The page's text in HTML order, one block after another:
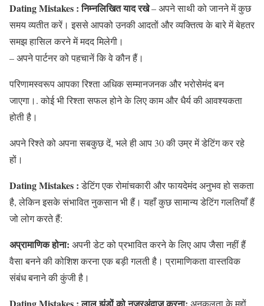
Dating Mistakes : निम्नलिखित याद रखे– अपने साथी को जानने में कुछ
समय व्यतीत करें। इससे आपको उनकी आदतों और व्यक्तित्व के बारे में बेहतर
समझ हासिल करने में मदद मिलेगी।
– अपने पार्टनर को पहचानें कि वे कौन हैं।
परिणामस्वरूप आपका रिश्ता अधिक सम्मानजनक और भरोसेमंद बन
जाएगा।. कोई भी रिश्ता सफल होने के लिए काम और धैर्य की आवश्यकता
होती है।
अपने रिश्ते को अपना सबकुछ दें, भले ही आप 30 की उम्र में डेटिंग कर रहे
हों।
Dating Mistakes :डेटिंग एक रोमांचकारी और फायदेमंद अनुभव हो सकता
है, लेकिन इसके संभावित नुकसान भी हैं। यहाँ कुछ सामान्य डेटिंग गलतियाँ हैं
जो लोग करते हैं:
अप्रामाणिक होना: अपनी डेट को प्रभावित करने के लिए आप जैसा नहीं हैं
वैसा बनने की कोशिश करना एक बड़ी गलती है। प्रामाणिकता वास्तविक
संबंध बनाने की कुंजी है।
Dating Mistakes : लाल झंडों को नज़रअंदाज़ करना: अनुकूलता के मुद्दों